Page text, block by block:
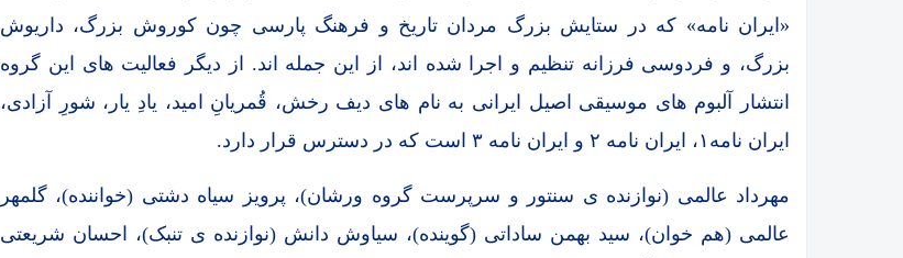
«ایران نامه» که در ستایش بزرگ مردان تاریخ و فرهنگ پارسی چون کوروش بزرگ، داریوش
بزرگ، و فردوسی فرزانه تنظیم و اجرا شده اند، از این جمله اند. از دیگر فعالیت های این گروه
انتشار آلبوم های موسیقی اصیل ایرانی به نام های دیف رخش، قُمریانِ امید، یادِ یار، شورِ آزادی،
ایران نامه۱، ایران نامه ۲ و ایران نامه ۳ است که در دسترس قرار دارد.
مهرداد عالمی (نوازنده ی سنتور و سرپرست گروه ورشان)، پرویز سیاه دشتی (خواننده)، گلمهر
عالمی (هم خوان)، سید بهمن ساداتی (گوینده)، سیاوش دانش (نوازنده ی تنبک)، احسان شریعتی